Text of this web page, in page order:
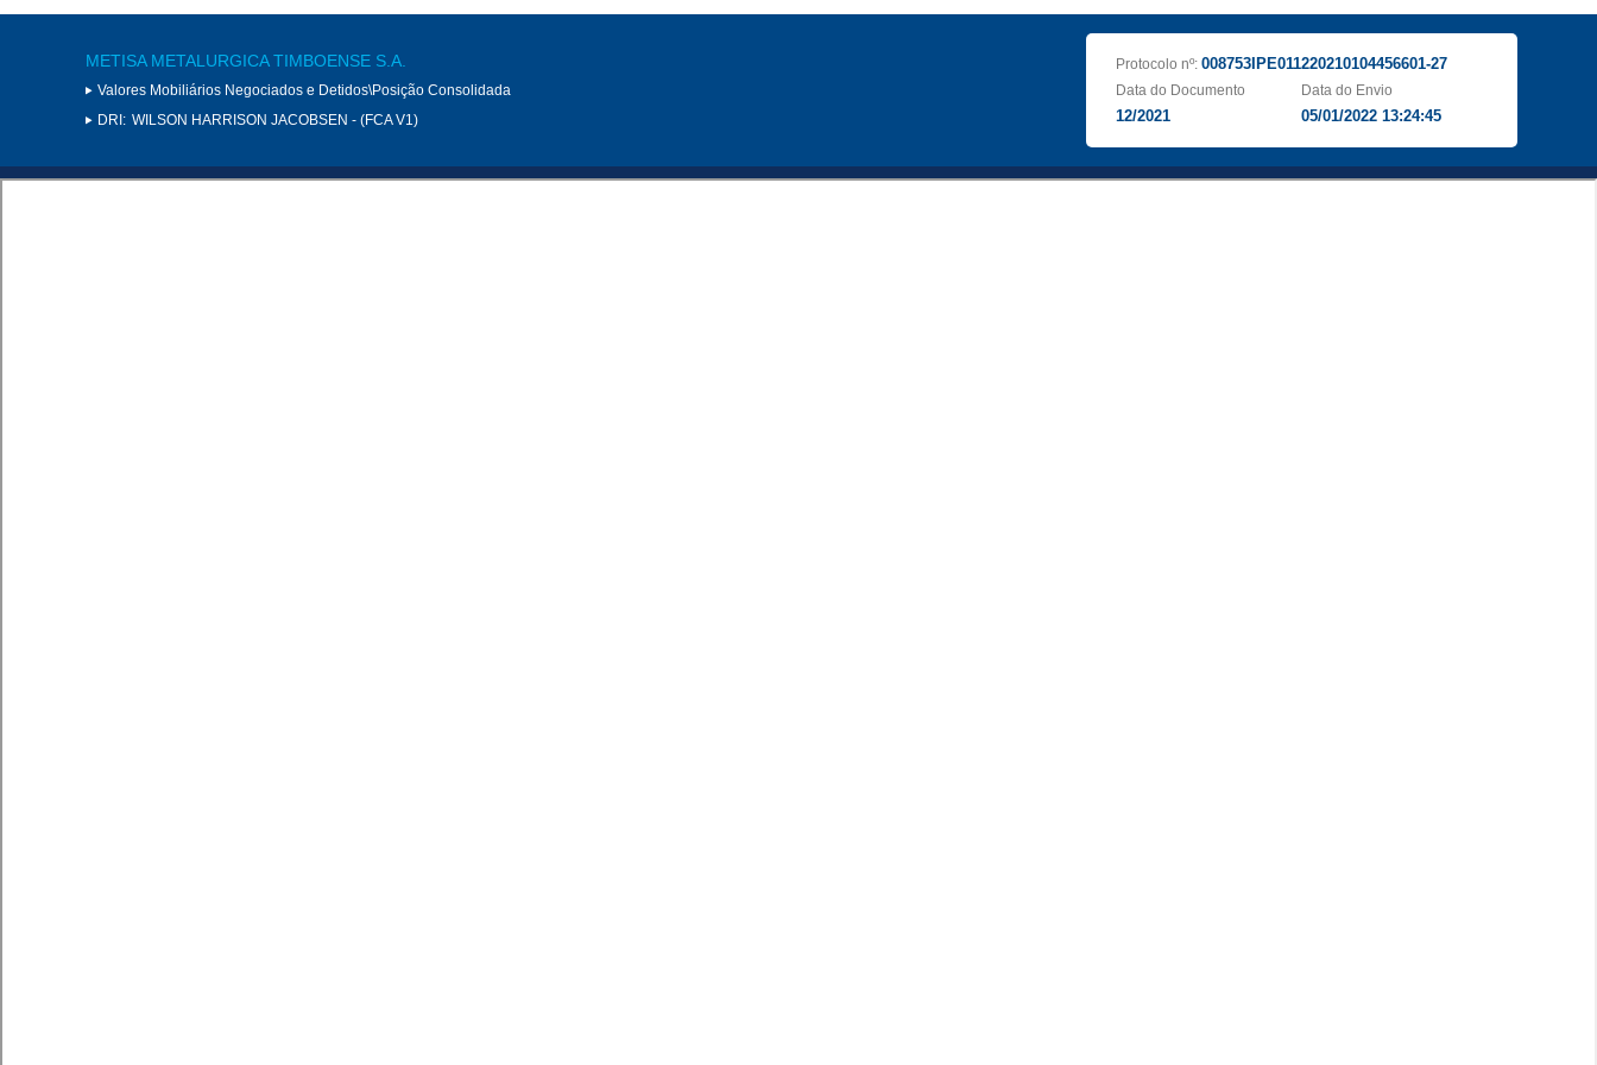
METISA METALURGICA TIMBOENSE S.A.
Valores Mobiliários Negociados e Detidos\Posição Consolidada
DRI: WILSON HARRISON JACOBSEN - (FCA V1)
Protocolo nº: 008753IPE011220210104456601-27
Data do Documento
12/2021
Data do Envio
05/01/2022 13:24:45